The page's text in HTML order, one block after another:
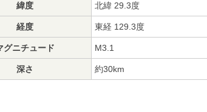
緯度 北緯 29.3度
経度 東経 129.3度
グニチュード M3.1
深さ 約30km